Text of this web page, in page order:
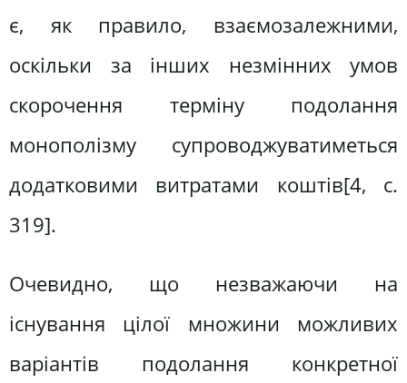
є, як правило, взаємозалежними,
оскільки за інших незмінних умов
скорочення терміну подолання
монополізму супроводжуватиметься
додатковими витратами коштів[4, c.
319].
Очевидно, що незважаючи на
існування цілої множини можливих
варіантів подолання конкретної